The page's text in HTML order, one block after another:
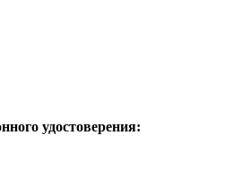
удостоверения: